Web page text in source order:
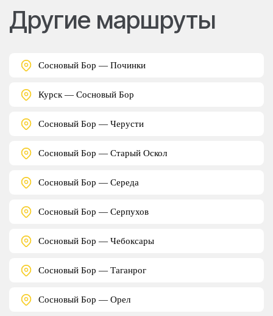
Другие маршруты
Сосновый Бор — Починки
Курск — Сосновый Бор
Сосновый Бор — Черусти
Сосновый Бор — Старый Оскол
Сосновый Бор — Середа
Сосновый Бор — Серпухов
Сосновый Бор — Чебоксары
Сосновый Бор — Таганрог
Сосновый Бор — Орел